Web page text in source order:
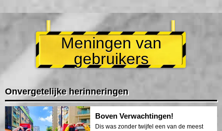
Meningen van
gebruikers
Onvergetelijke herinneringen
Boven Verwachtingen!
Dis was zonder twijfel een van de meest